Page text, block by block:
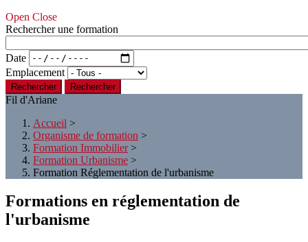
Open Close
Rechercher une formation
Date
Emplacement
Rechercher
Fil d'Ariane
Accueil >
Organisme de formation >
Formation Immobilier>
Formation Urbanisme >
Formation Réglementation de l'urbanisme
Formations en réglementation de
l'urbanisme